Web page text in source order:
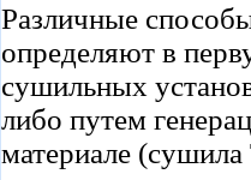
Различные
определяют в
сушильных
либо путем
материале